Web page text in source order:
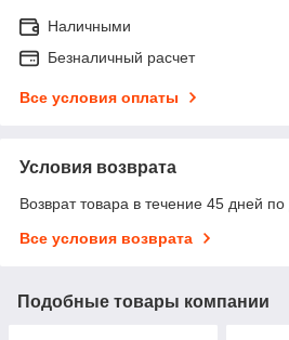
Наличными
Безналичный расчет
Все условия оплаты
Условия возврата
Возврат товара в течение 45 дней по
Все условия возврата
Подобные товары компании